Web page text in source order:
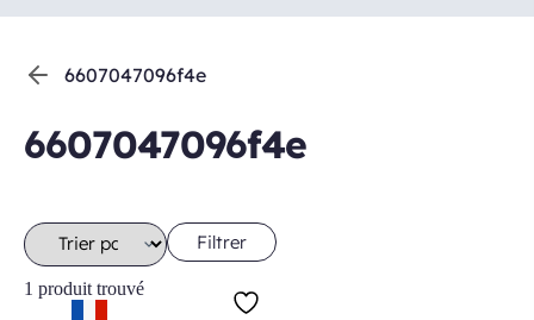
6607047096f4e
6607047096f4e
Filtrer
1 produit trouvé